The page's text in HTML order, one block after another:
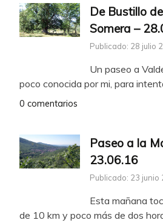
De Bustillo
Somera –
Publicado: 28 julio
Un paseo a
poco conocida por mi, para
0 comentarios
Paseo a la
23.06.16
Publicado: 23 junio
Esta mañana
de 10 km y poco más de dos